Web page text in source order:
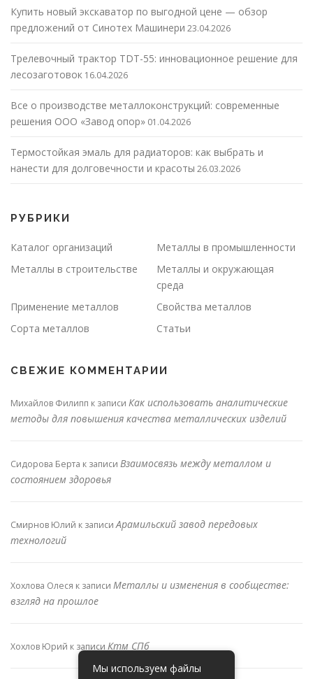
Купить новый экскаватор по выгодной цене — обзор
предложений от Синотех Машинери 23.04.2026
Трелевочный трактор TDT-55: инновационное решение для
лесозаготовок 16.04.2026
Все о производстве металлоконструкций: современные
решения ООО «Завод опор» 01.04.2026
Термостойкая эмаль для радиаторов: как выбрать и
нанести для долговечности и красоты 26.03.2026
РУБРИКИ
Каталог организаций
Металлы в промышленности
Металлы в строительстве
Металлы и окружающая
среда
Применение металлов
Свойства металлов
Сорта металлов
Статьи
СВЕЖИЕ КОММЕНТАРИИ
Михайлов Филипп к записи Как использовать аналитические
методы для повышения качества металлических изделий
Сидорова Берта к записи Взаимосвязь между металлом и
состоянием здоровья
Смирнов Юлий к записиАрамильский завод передовых
технологий
Хохлова Олеся к записи Металлы и изменения в сообществе:
взгляд на прошлое
Хохлов Юрий к записи Ктм СПб
Мы используем файлы